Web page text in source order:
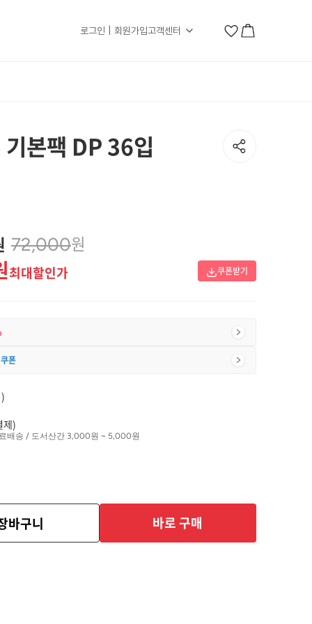
로그인 | 회원가입고객센터
본팩 DP 36입
72,000원
최대할인가 쿠폰받기
폰
제)
배송 / 도서산간 3,000원 ~ 5,000원
바구니 바로 구매